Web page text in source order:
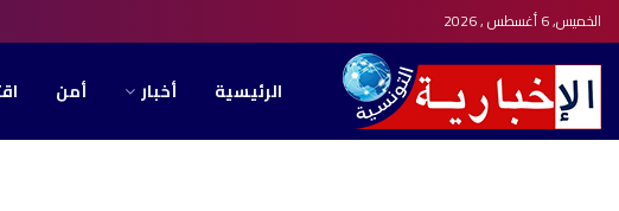
الخميس, 6 أغسطس , 2026
الرئيسية أخبار أمن